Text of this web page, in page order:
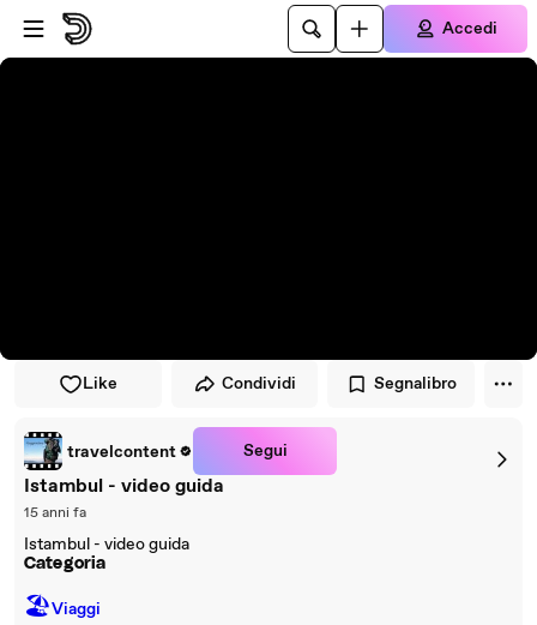
Vai al lettore
Passa al contenuto principale
Accedi
Like Condividi Segnalibro
travelcontent Segui
Istambul - video guida
15 anni fa
Istambul - video guida
Categoria
🏖Viaggi